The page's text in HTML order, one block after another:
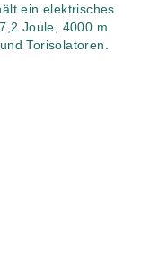
ein elektrisches
Joule, 4000 m
Torisolatoren.